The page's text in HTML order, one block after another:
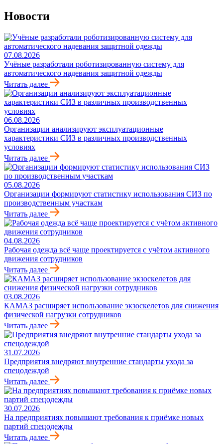
Новости
07.08.2026
Учёные разработали роботизированную систему для
автоматического надевания защитной одежды
Читать далее
06.08.2026
Организации анализируют эксплуатационные
характеристики СИЗ в различных производственных
условиях
Читать далее
05.08.2026
Организации формируют статистику использования СИЗ по
производственным участкам
Читать далее
04.08.2026
Рабочая одежда всё чаще проектируется с учётом активного
движения сотрудников
Читать далее
03.08.2026
КАМАЗ расширяет использование экзоскелетов для снижения
физической нагрузки сотрудников
Читать далее
31.07.2026
Предприятия внедряют внутренние стандарты ухода за
спецодеждой
Читать далее
30.07.2026
На предприятиях повышают требования к приёмке новых
партий спецодежды
Читать далее